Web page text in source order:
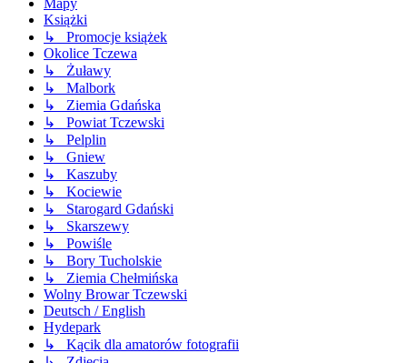
Mapy
Książki
↳ Promocje książek
Okolice Tczewa
↳ Żuławy
↳ Malbork
↳ Ziemia Gdańska
↳ Powiat Tczewski
↳ Pelplin
↳ Gniew
↳ Kaszuby
↳ Kociewie
↳ Starogard Gdański
↳ Skarszewy
↳ Powiśle
↳ Bory Tucholskie
↳ Ziemia Chełmińska
Wolny Browar Tczewski
Deutsch / English
Hydepark
↳ Kącik dla amatorów fotografii